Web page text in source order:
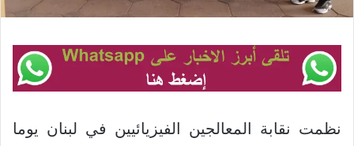
نظمت نقابة المعالجين الفيزيائيين في لبنان يوما